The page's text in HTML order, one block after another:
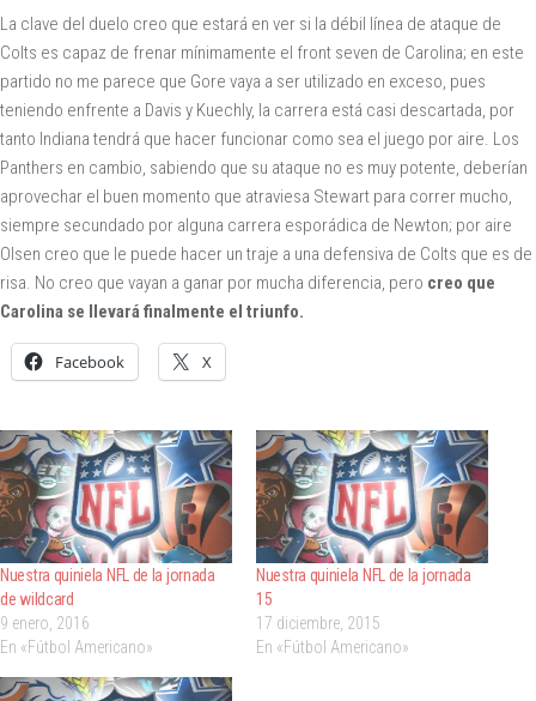
La clave del duelo creo que estará en ver si la débil línea de ataque de
Colts es capaz de frenar mínimamente el front seven de Carolina; en este
partido no me parece que Gore vaya a ser utilizado en exceso, pues
teniendo enfrente a Davis y Kuechly, la carrera está casi descartada, por
tanto Indiana tendrá que hacer funcionar como sea el juego por aire. Los
Panthers en cambio, sabiendo que su ataque no es muy potente, deberían
aprovechar el buen momento que atraviesa Stewart para correr mucho,
siempre secundado por alguna carrera esporádica de Newton; por aire
Olsen creo que le puede hacer un traje a una defensiva de Colts que es de
risa. No creo que vayan a ganar por mucha diferencia, pero creo que
Carolina se llevará finalmente el triunfo.
Facebook X
Nuestra quiniela NFL de la jornada
de wildcard
9 enero, 2016
En «Fútbol Americano»
Nuestra quiniela NFL de la jornada
15
17 diciembre, 2015
En «Fútbol Americano»